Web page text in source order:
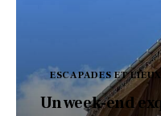
ESCAPADES ET
Un week-end